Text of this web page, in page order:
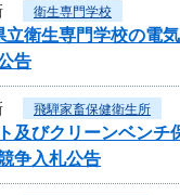
衛生専門学校
立衛生専門学校の電
告
飛騨家畜保健衛生所
及びクリーンベンチ
争入札公告